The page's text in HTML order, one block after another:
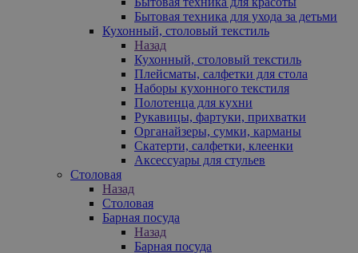
Бытовая техника для ухода за детьми
Кухонный, столовый текстиль
Назад
Кухонный, столовый текстиль
Плейсматы, салфетки для стола
Наборы кухонного текстиля
Полотенца для кухни
Рукавицы, фартуки, прихватки
Органайзеры, сумки, карманы
Скатерти, салфетки, клеенки
Аксессуары для стульев
Столовая
Назад
Столовая
Барная посуда
Назад
Барная посуда